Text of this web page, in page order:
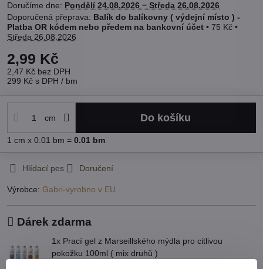
Doručíme dne: Pondělí 24.08.2026 − Středa 26.08.2026
Balík do balíkovny ( výdejní místo ) -
Platba OR kódem nebo předem na bankovní účet • 75 Kč •
Středa 26.08.2026
2,99 Kč
2,47 Kč bez DPH
299 Kč s DPH / bm
cm Do košíku
1 cm x 0.01 bm = 0.01 bm
Hlídací pes Doručení
Výrobce: Gabri-vyrobno v EU
Dárek zdarma
1x Prací gel z Marseillského mýdla pro citlivou
pokožku 100ml ( mix druhů )